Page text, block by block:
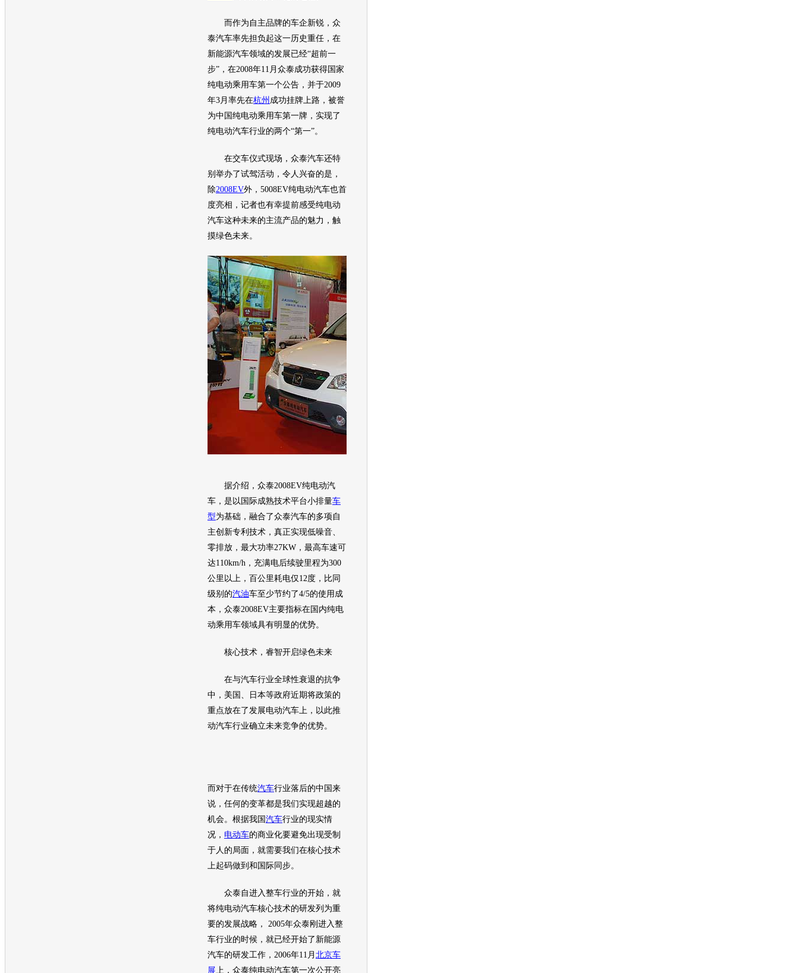
而作为自主品牌的车企新锐， 众
泰汽车率先担负起这一历史重任，在
新能源汽车领域的发展已经“超前一
步”，在2008年11月 众泰成功获得国家
纯电动乘用车第一个公告，并于2009
年3月率先在杭州 成功挂牌上路，被誉
为中国纯电动乘用车第一牌，实现了
纯电动汽车行业的两个“第一”。
在交车仪式现场， 众泰汽车还特
别举办了试驾活动，令人兴奋的是，
除2008EV外，5008EV纯电动汽车也首
度亮相，记者也有幸提前感受纯电动
汽车这种未来的主流产品的魅力，触
摸绿色未来。
据介绍， 众泰2008EV纯电动汽
车 ，是以国际成熟技术平台小排量车
型为基础，融合了众泰汽车的多项自
主创新专利技术，真正实现低噪音、
零排放，最大功率27KW，最高车速可
达110km/h，充满电后续驶里程为300
公里以上，百公里耗电仅12度，比同
级别的汽油车至少节约了4/5的使用成
本， 众泰2008EV主要指标在国内纯电
动乘用车领域具有明显的优势。
核心技术，睿智开启绿色未来
在与汽车行业全球性衰退的抗争
中，美国、日本等政府近期将政策的
重点放在了发展电动汽车 上，以此推
动汽车行业确立未来竞争的优势。
而对于在传统汽车行业落后的中国来
说，任何的变革都是我们实现超越的
机会。根据我国 汽车行业的现实情
况， 电动车的商业化要避免出现受制
于人的局面，就需要我们在核心技术
上起码做到和国际同步。
众泰自进入整车行业的开始，就
将纯电动汽车核心技术的研发列为重
要的发展战略， 2005年众泰刚进入整
车行业的时候，就已经开始了 新能源
汽车的研发工作，2006年11月 北京车
展 上， 众泰纯电动汽车第一次公开亮